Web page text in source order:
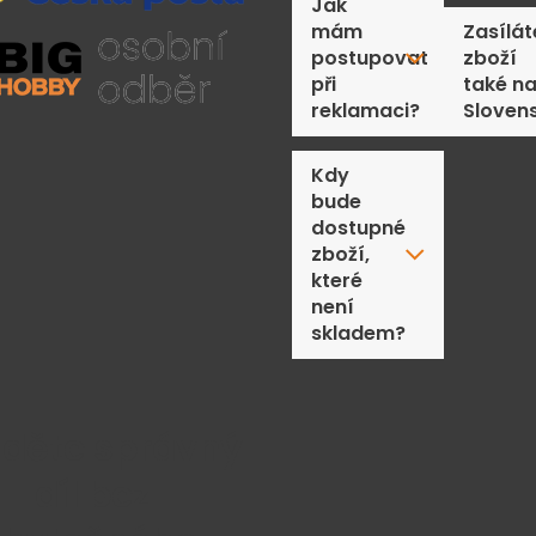
mám
postupovat
při
reklamaci?
Kdy
bude
dostupné
zboží,
které
není
skladem?
zboží
také na